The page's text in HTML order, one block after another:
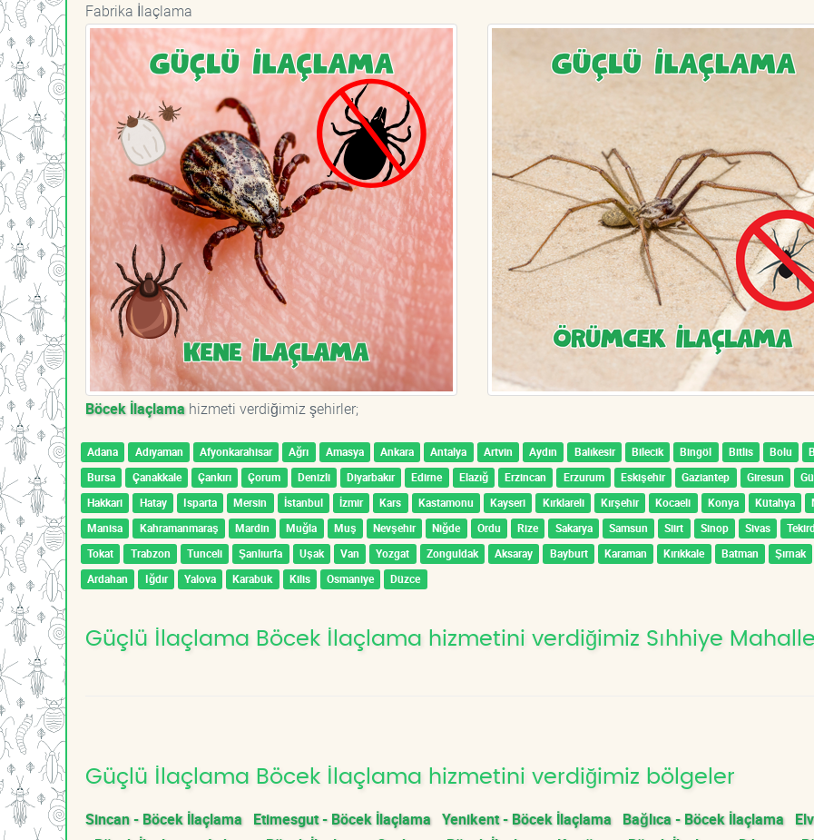
Fabrika İlaçlama
Böcek İlaçlama hizmeti verdiğimiz şehirler;
Adana Adıyaman Afyonkarahisar Ağrı Amasya Ankara Antalya Artvin Aydın Balıkesir Bilecik Bingöl Bitlis Bolu
Bursa
Çanakkale Çankırı Çorum Denizli Diyarbakır Edirne Elazığ Erzincan Erzurum Eskişehir Gaziantep Giresun
Hakkari
Hatay Isparta Mersin İstanbul İzmir Kars Kastamonu Kayseri Kırklareli Kırşehir Kocaeli Konya Kütahya
Manisa
Kahramanmaraş Mardin Muğla Muş Nevşehir Niğde Ordu Rize Sakarya Samsun Siirt Sinop Sivas
Tokat
Trabzon Tunceli Şanlıurfa Uşak Van Yozgat Zonguldak Aksaray Bayburt Karaman Kırıkkale Batman Şırnak
Ardahan
Iğdır Yalova Karabük Kilis Osmaniye Düzce
Güçlü İlaçlama Böcek İlaçlama hizmetini verdiğimiz Sıhhiye
Güçlü İlaçlama Böcek İlaçlama hizmetini verdiğimiz bölgeler
Sincan - Böcek İlaçlama Etimesgut - Böcek İlaçlama Yenikent - Böcek İlaçlama Bağlıca - Böcek İlaçlama